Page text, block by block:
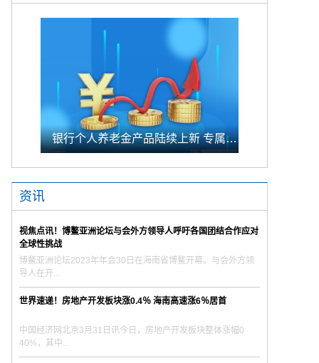
银行个人养老金产品陆续上新 专属储蓄期限偏1年至5年的中长期
资讯
视焦点讯！博鳌亚洲论坛与会外方领导人呼吁各国团结合作应对
全球性挑战
博鳌亚洲论坛2023年年会30日在海南省博鳌开幕。与会外方领
导人在开...
世界速递！房地产开发板块涨0.4％ 海南高速涨6％居首
中国经济网北京3月31日讯今日，房地产开发板块整体涨幅0
40%，其中...